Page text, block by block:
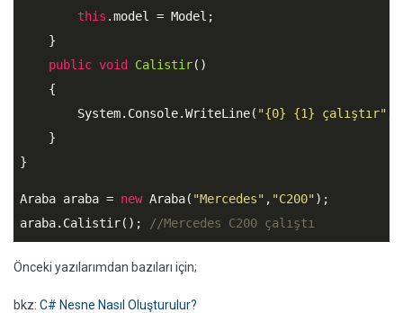
this .model = Model;
    }
public void Calistir()
    {
        System.Console.WriteLine(
"{0} {1} çalıştır"
    }
}
Araba araba = new Araba( "Mercedes" , "C200");
araba.Calistir();
//Mercedes C200 çalıştı
Önceki yazılarımdan bazıları için;
bkz: C# Nesne Nasıl Oluşturulur?